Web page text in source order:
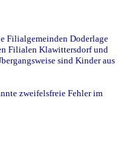
Filialgemeinden Doderlage
Filialen Klawittersdorf und
sind Kinder aus
zweifelsfreie Fehler im